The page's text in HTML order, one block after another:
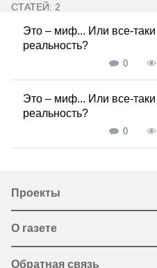
СТАТЕЙ: 2
Это – миф... Или все-таки
реальность?
0
Это – миф... Или все-таки
реальность?
0
Проекты
О газете
Обратная связь